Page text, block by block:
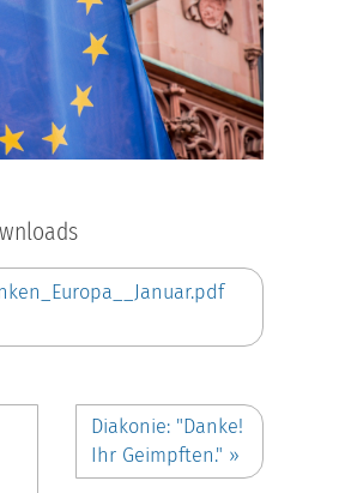
Diakonie: "Danke!
Ihr Geimpften." »